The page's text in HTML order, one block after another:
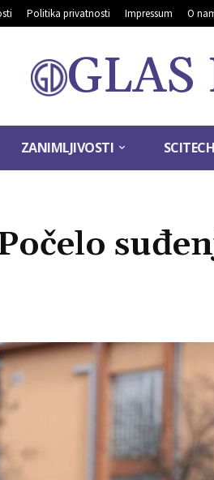
Politika privatnosti Impressum O
ZANIMLJIVOSTI SCITECH